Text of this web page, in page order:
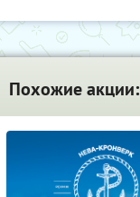
Похожие акции: